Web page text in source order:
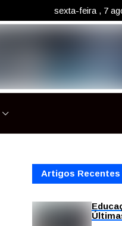
sexta-feira , 7
Artigos Recentes